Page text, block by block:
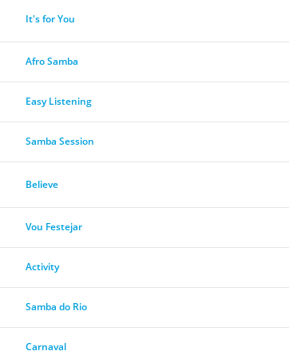
It's for You
Afro Samba
Easy Listening
Samba Session
Believe
Vou Festejar
Activity
Samba do Rio
Carnaval